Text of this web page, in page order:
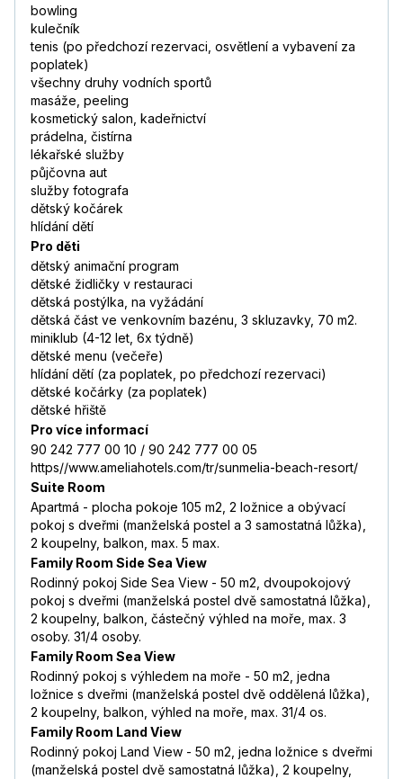
bowling
kulečník
tenis (po předchozí rezervaci, osvětlení a vybavení za
poplatek)
všechny druhy vodních sportů
masáže, peeling
kosmetický salon, kadeřnictví
prádelna, čistírna
lékařské služby
půjčovna aut
služby fotografa
dětský kočárek
hlídání dětí
Pro děti
dětský animační program
dětské židličky v restauraci
dětská postýlka, na vyžádání
dětská část ve venkovním bazénu, 3 skluzavky, 70 m2.
miniklub (4-12 let, 6x týdně)
dětské menu (večeře)
hlídání dětí (za poplatek, po předchozí rezervaci)
dětské kočárky (za poplatek)
dětské hřiště
Pro více informací
90 242 777 00 10 / 90 242 777 00 05
https//www.ameliahotels.com/tr/sunmelia-beach-resort/
Suite Room
Apartmá - plocha pokoje 105 m2, 2 ložnice a obývací
pokoj s dveřmi (manželská postel a 3 samostatná lůžka),
2 koupelny, balkon, max. 5 max.
Family Room Side Sea View
Rodinný pokoj Side Sea View - 50 m2, dvoupokojový
pokoj s dveřmi (manželská postel dvě samostatná lůžka),
2 koupelny, balkon, částečný výhled na moře, max. 3
osoby. 31/4 osoby.
Family Room Sea View
Rodinný pokoj s výhledem na moře - 50 m2, jedna
ložnice s dveřmi (manželská postel dvě oddělená lůžka),
2 koupelny, balkon, výhled na moře, max. 31/4 os.
Family Room Land View
Rodinný pokoj Land View - 50 m2, jedna ložnice s dveřmi
(manželská postel dvě samostatná lůžka), 2 koupelny,